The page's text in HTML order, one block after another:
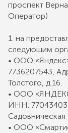
проспект
Оператор)
1. на
следующим
• ООО
7736207543,
Толстого, д.16.
• ООО
ИНН:
Садовническая
• ООО